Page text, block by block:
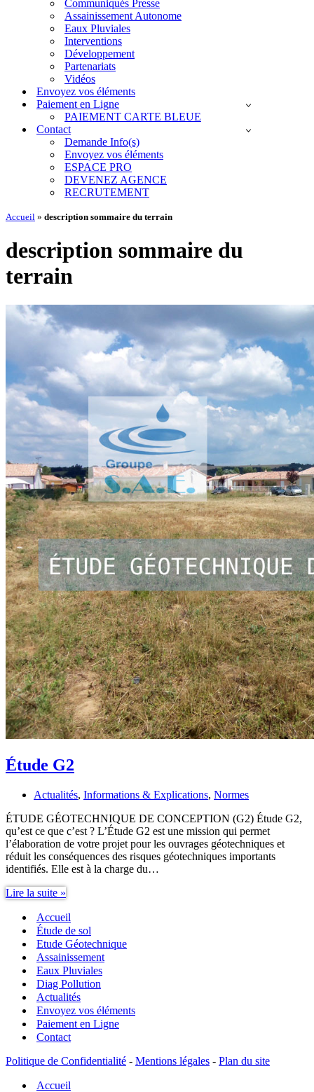
Communiqués Presse
Assainissement Autonome
Eaux Pluviales
Interventions
Développement
Partenariats
Vidéos
Envoyez vos éléments
Paiement en Ligne
PAIEMENT CARTE BLEUE
Contact
Demande Info(s)
Envoyez vos éléments
ESPACE PRO
DEVENEZ AGENCE
RECRUTEMENT
Accueil » description sommaire du terrain
description sommaire du
terrain
Étude G2
Actualités, Informations & Explications, Normes
ÉTUDE GÉOTECHNIQUE DE CONCEPTION (G2) Étude G2,
qu’est ce que c’est ? L’Étude G2 est une mission qui permet
l’élaboration de votre projet pour les ouvrages géotechniques et
réduit les conséquences des risques géotechniques importants
identifiés. Elle est à la charge du…
Lire la suite »
Accueil
Étude de sol
Etude Géotechnique
Assainissement
Eaux Pluviales
Diag Pollution
Actualités
Envoyez vos éléments
Paiement en Ligne
Contact
Politique de Confidentialité - Mentions légales - Plan du site
Accueil